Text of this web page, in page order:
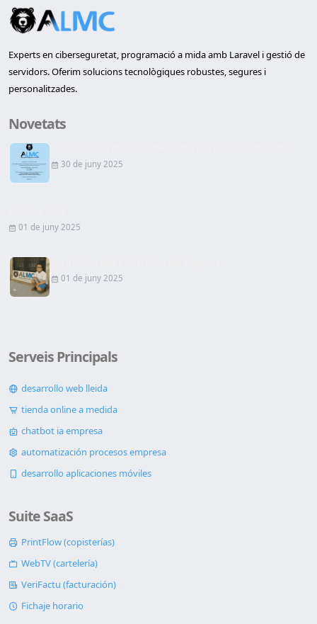
Experts en ciberseguretat, programació a mida amb Laravel i gestió de
servidors. Oferim solucions tecnològiques robustes, segures i
personalitzades.
Novetats
30 de juny 2025
01 de juny 2025
01 de juny 2025
Serveis Principals
desarrollo web lleida
tienda online a medida
chatbot ia empresa
automatización procesos empresa
desarrollo aplicaciones móviles
Suite SaaS
PrintFlow (copisterías)
WebTV (cartelería)
VeriFactu (facturación)
Fichaje horario